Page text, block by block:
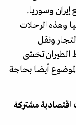
إيران وسوريا.
وهذه الرحلات
ونقل
الطيران تخشى
أيضا بحاجة
مشتركة